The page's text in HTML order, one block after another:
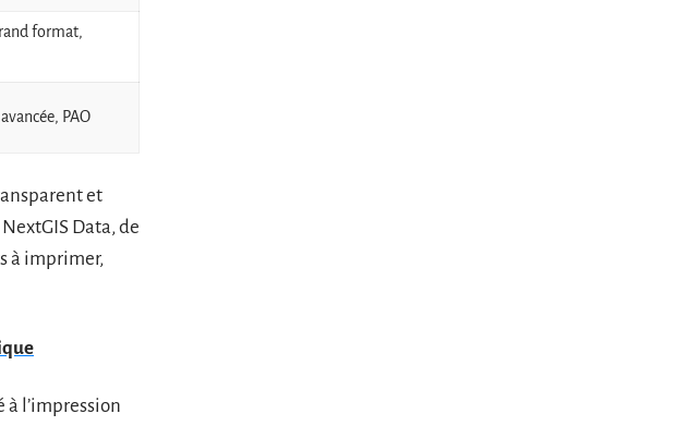
format,
PAO
et
Data, de
à imprimer,
à l’impression